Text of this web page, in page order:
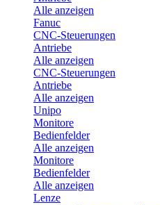
Alle anzeigen
Fanuc
CNC-Steuerungen
Antriebe
Alle anzeigen
CNC-Steuerungen
Antriebe
Alle anzeigen
Unipo
Monitore
Bedienfelder
Alle anzeigen
Monitore
Bedienfelder
Alle anzeigen
Lenze